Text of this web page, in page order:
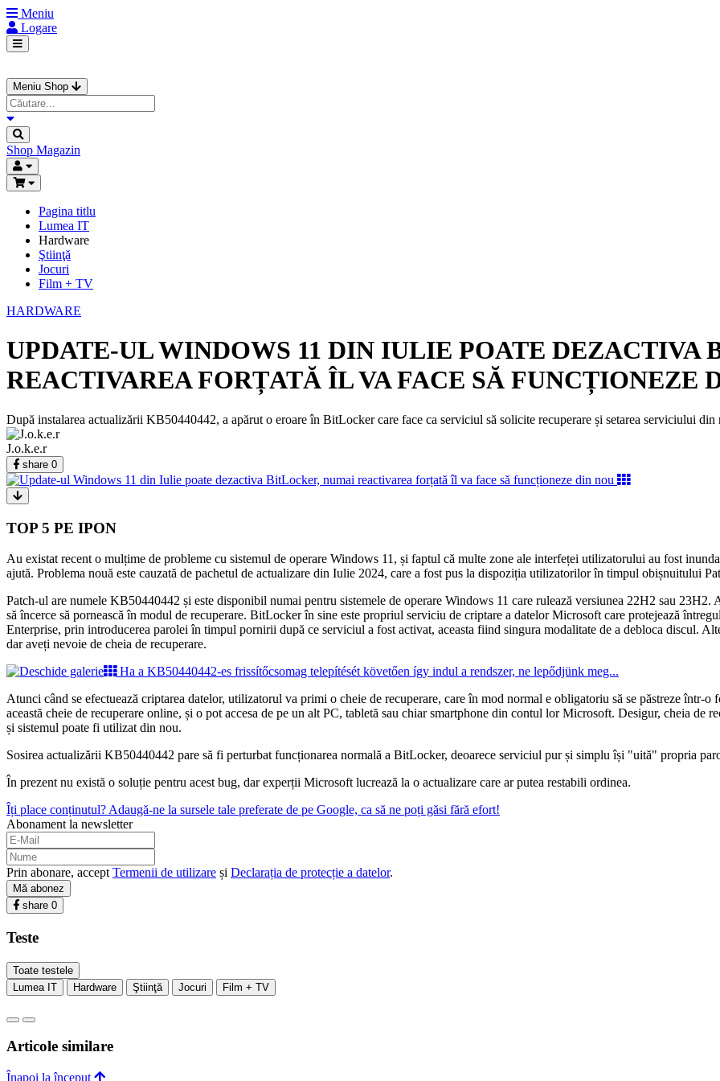
Meniu
Logare
Meniu Shop
Shop Magazin
Pagina titlu
Lumea IT
Hardware
Ştiinţă
Jocuri
Film + TV
HARDWARE
UPDATE-UL WINDOWS 11 DIN IULIE POATE DEZACTIVA
REACTIVAREA FORȚATĂ ÎL VA FACE SĂ FUNCȚIONEZE
După instalarea actualizării KB50440442, a apărut o eroare în BitLocker care face ca serviciul să solicite recuperare și setarea serviciului din
J.o.k.e.r
share 0
TOP 5 PE IPON
Au existat recent o mulțime de probleme cu sistemul de operare Windows 11, și faptul că multe zone ale interfeței utilizatorului au fost
ajută. Problema nouă este cauzată de pachetul de actualizare din Iulie 2024, care a fost pus la dispoziția utilizatorilor în timpul obișnuitului
Patch-ul are numele KB50440442 și este disponibil numai pentru sistemele de operare Windows 11 care rulează versiunea 22H2 sau 23H2.
să încerce să pornească în modul de recuperare. BitLocker în sine este propriul serviciu de criptare a datelor Microsoft care protejează
Enterprise, prin introducerea parolei în timpul pornirii după ce serviciul a fost activat, aceasta fiind singura modalitate de a debloca discul.
dar aveți nevoie de cheia de recuperare.
Ha a KB50440442-es frissítőcsomag telepítését követően így indul a rendszer, ne lepődjünk meg...
Atunci când se efectuează criptarea datelor, utilizatorul va primi o cheie de recuperare, care în mod normal e obligatoriu să se păstreze într-
această cheie de recuperare online, și o pot accesa de pe un alt PC, tabletă sau chiar smartphone din contul lor Microsoft. Desigur, cheia de
și sistemul poate fi utilizat din nou.
Sosirea actualizării KB50440442 pare să fi perturbat funcționarea normală a BitLocker, deoarece serviciul pur și simplu își "uită" propria
În prezent nu există o soluție pentru acest bug, dar experții Microsoft lucrează la o actualizare care ar putea restabili ordinea.
Îți place conținutul? Adaugă-ne la sursele tale preferate de pe Google, ca să ne poți găsi fără efort!
Abonament la newsletter
Prin abonare, accept Termenii de utilizare și Declarația de protecție a datelor.
Mă abonez
share 0
Teste
Toate testele
Lumea IT
Hardware Ştiinţă Jocuri Film + TV
Articole similare
Înapoi la început